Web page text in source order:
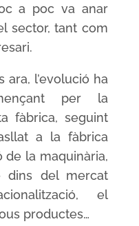
a poc va anar
sector, tant com
ara, l’evolució ha
per la
fàbrica, seguint
a la fàbrica
de la maquinària,
dins del mercat
el
productes…